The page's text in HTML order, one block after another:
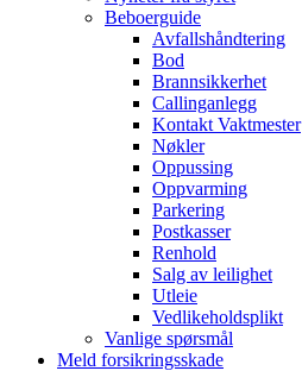
Beboerguide
Avfallshåndtering
Bod
Brannsikkerhet
Callinganlegg
Kontakt Vaktmester
Nøkler
Oppussing
Oppvarming
Parkering
Postkasser
Renhold
Salg av leilighet
Utleie
Vedlikeholdsplikt
Vanlige spørsmål
Meld forsikringsskade